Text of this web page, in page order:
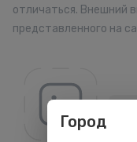
отличаться. Внешний
представленного на
Город